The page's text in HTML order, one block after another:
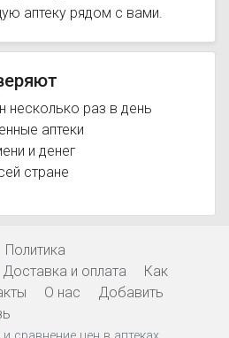
аптеку рядом с вами.
несколько раз в день
аптеки
и денег
стране
Политика
Доставка и оплата
Как
О нас
Добавить